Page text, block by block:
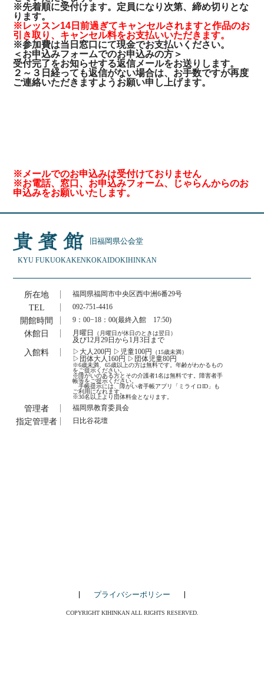
※先着順に受付けます。定員になり次第、締め切りとな
ります。
※レッスン14日前過ぎてキャンセルされますと作品のお
引き取り、キャンセル料をお支払いいただきます。
※参加費は当日窓口にて現金でお支払いください。
＜お申込みフォームでのお申込みの方＞
受付完了をお知らせする返信メールをお送りします。
２～３日経っても返信がない場合は、お手数ですが再度
ご連絡いただきますようお願い申し上げます。
※メールでのお申込みは受付けておりません
※お電話、窓口、お申込みフォーム、じゃらんからのお
申込みをお願いいたします。
旧福岡県公会堂
KYU FUKUOKAKENKOKAIDOKIHINKAN
所在地 福岡県福岡市中央区西中洲6番29号
TEL 092-751-4416
開館時間 9：00−18：00(最終入館 17:50)
休館日 月曜日 （月曜日が休日のときは翌日）
及び12月29日から1月3日まで
入館料 ▷大人200円 ▷児童100円 （15歳未満）
▷団体大人160円 ▷団体児童80円
※6歳未満、65歳以上の方は無料です。年齢がわかるもの
をご提示ください。
※障がいのある方とその介護者1名は無料です。障害者手
帳等をご提示ください。
手帳提示には、障がい者手帳アプリ「ミライロID」も
ご利用になれます。
※30名以上より団体料金となります。
管理者 福岡県教育委員会
指定管理者 日比谷花壇
プライバシーポリシー
COPYRIGHT KIHINKAN ALL RIGHTS RESERVED.